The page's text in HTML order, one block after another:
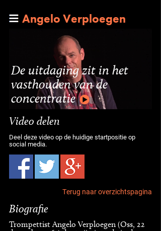
Angelo Verploegen
De uitdaging zit in het
vasthouden van de
concentratie
Video delen
Deel deze video op de huidige startpositie op
social media.
Terug naar overzichtspagina
Biografie
Trompettist Angelo Verploegen (Oss, 22